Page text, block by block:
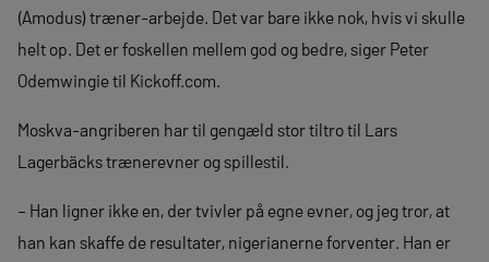
(Amodus) træner-arbejde. Det var bare ikke nok, hvis vi skulle
helt op. Det er foskellen mellem god og bedre, siger Peter
Odemwingie til Kickoff.com.
Moskva-angriberen har til gengæld stor tiltro til Lars
Lagerbäcks trænerevner og spillestil.
– Han ligner ikke en, der tvivler på egne evner, og jeg tror, at
han kan skaffe de resultater, nigerianerne forventer. Han er